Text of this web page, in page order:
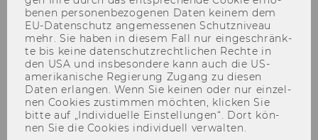
Veranstaltungen
be­nen per­so­nen­be­zo­ge­nen Daten kei­nem dem
EU-​Datenschutz an­ge­mes­se­nen Schutz­ni­veau
mehr. Sie haben in die­sem Fall nur ein­ge­schränk­
te bis keine da­ten­schutz­recht­li­chen Rech­te in
den USA und ins­be­son­de­re kann auch die US-​
amerikanische Re­gie­rung Zu­gang zu die­sen
Daten er­lan­gen. Wenn Sie kei­nen oder nur ein­zel­
nen Coo­kies zu­stim­men möch­ten, kli­cken Sie
bitte auf „In­di­vi­du­el­le Ein­stel­lun­gen“. Dort kön­
nen Sie die Coo­kies in­di­vi­du­ell ver­wal­ten.